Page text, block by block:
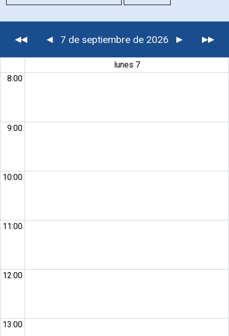
◀◀ ◀ 7 de septiembre de 2026 ▶ ▶▶
lunes 7
8:00
9:00
10:00
11:00
12:00
13:00